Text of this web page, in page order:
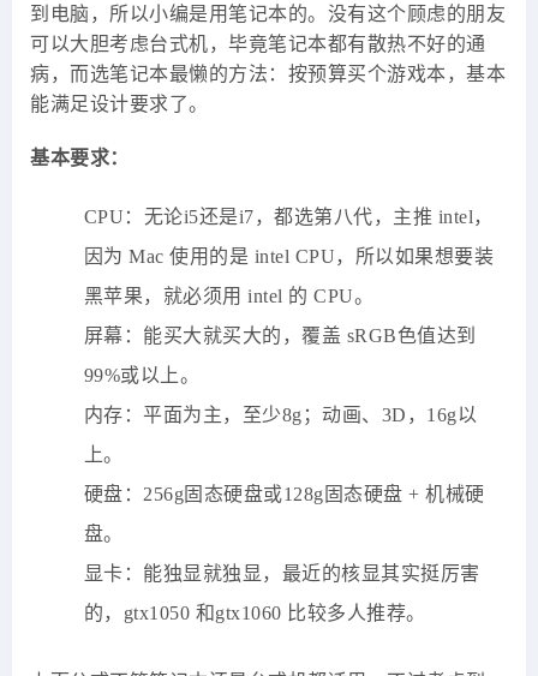
到电脑，所以小编是用笔记本的。没有这个顾虑的朋友
可以大胆考虑台式机，毕竟笔记本都有散热不好的通
病，而选笔记本最懒的方法：按预算买个游戏本，基本
能满足设计要求了。
基本要求：
CPU：无论i5还是i7，都选第八代，主推 intel，
因为 Mac 使用的是 intel CPU，所以如果想要装
黑苹果，就必须用 intel 的 CPU。
屏幕：能买大就买大的，覆盖 sRGB色值达到
99%或以上。
内存：平面为主，至少8g；动画、3D，16g以
上。
硬盘：256g固态硬盘或128g固态硬盘 + 机械硬
盘。
显卡：能独显就独显，最近的核显其实挺厉害
的，gtx1050 和gtx1060 比较多人推荐。